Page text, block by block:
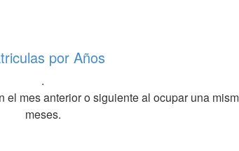
por Años
.
mes anterior o siguiente al ocupar una
meses.